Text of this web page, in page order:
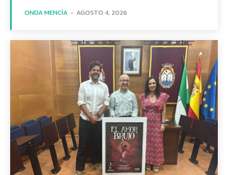
ONDA MENCÍA - AGOSTO 4, 2026